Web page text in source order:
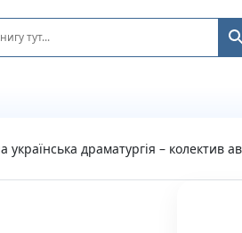
українська драматургія – колектив